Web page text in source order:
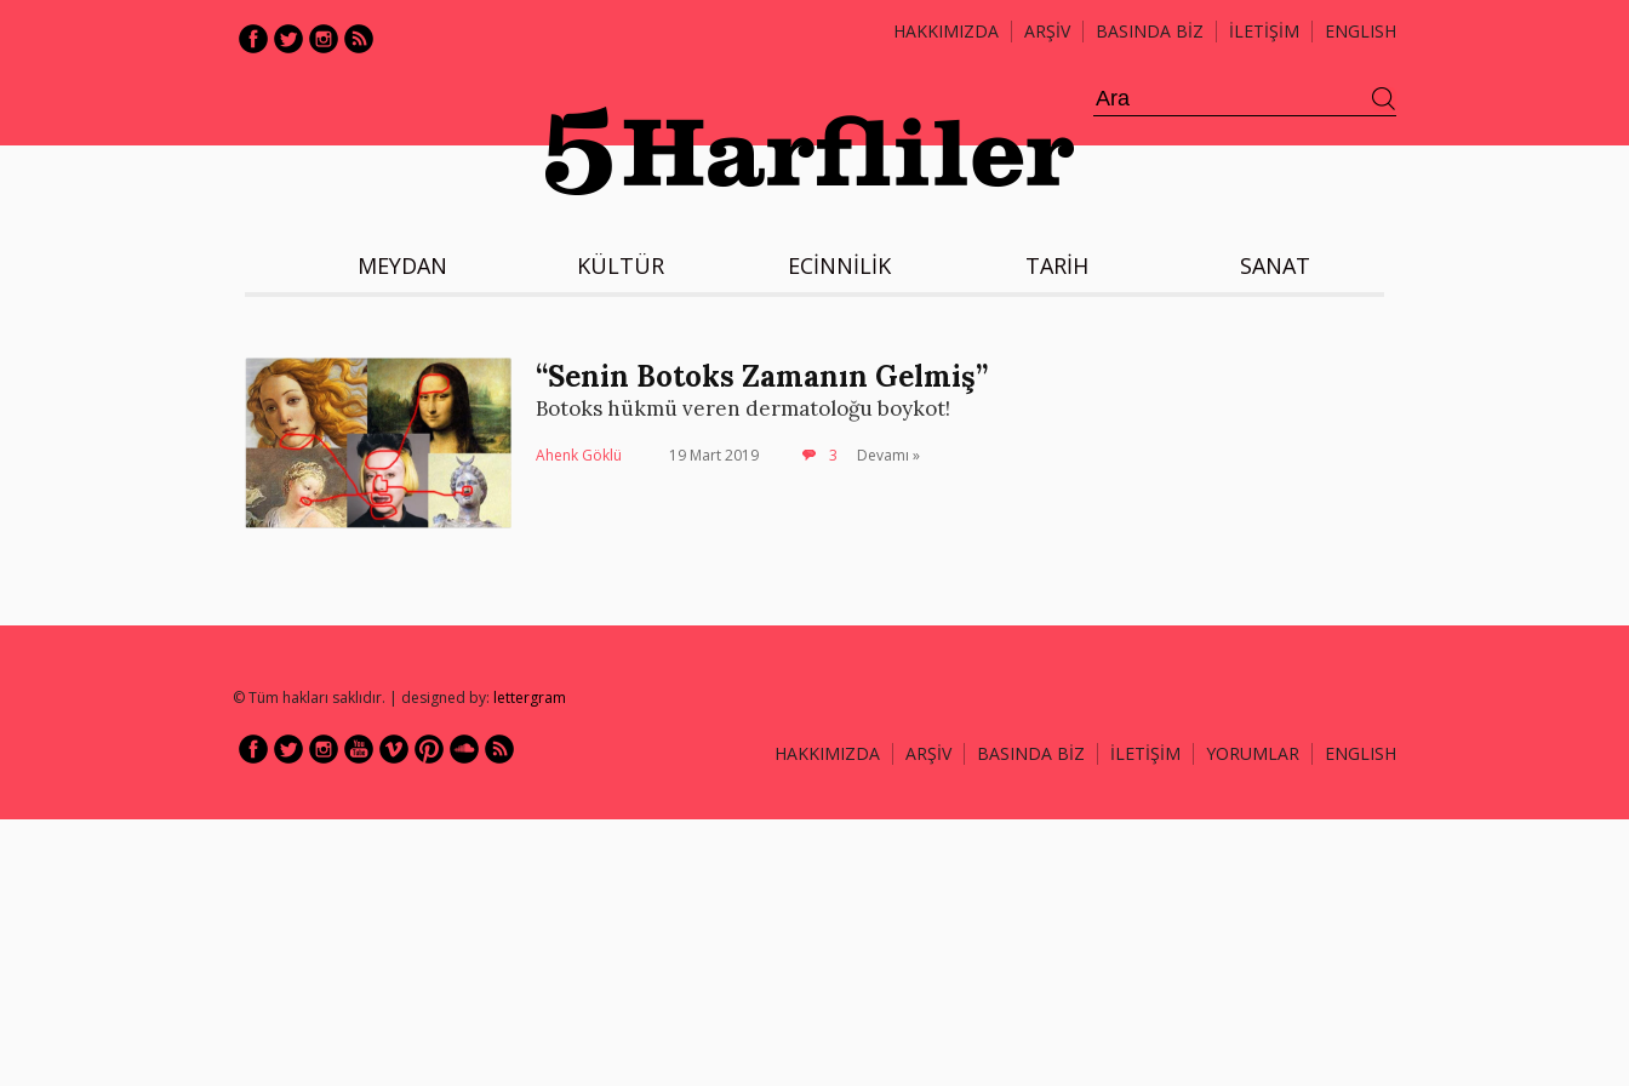
HAKKIMIZDA ARŞİV BASINDA BİZ İLETİŞİM ENGLISH
MEYDAN KÜLTÜR ECİNNİLİK TARİH SANAT
“Senin Botoks Zamanın Gelmiş”
Botoks hükmü veren dermatoloğu boykot!
Ahenk Göklü 19 Mart 2019 3 Devamı »
© Tüm hakları saklıdır. | designed by: lettergram
HAKKIMIZDA ARŞİV BASINDA BİZ İLETİŞİM YORUMLAR ENGLISH